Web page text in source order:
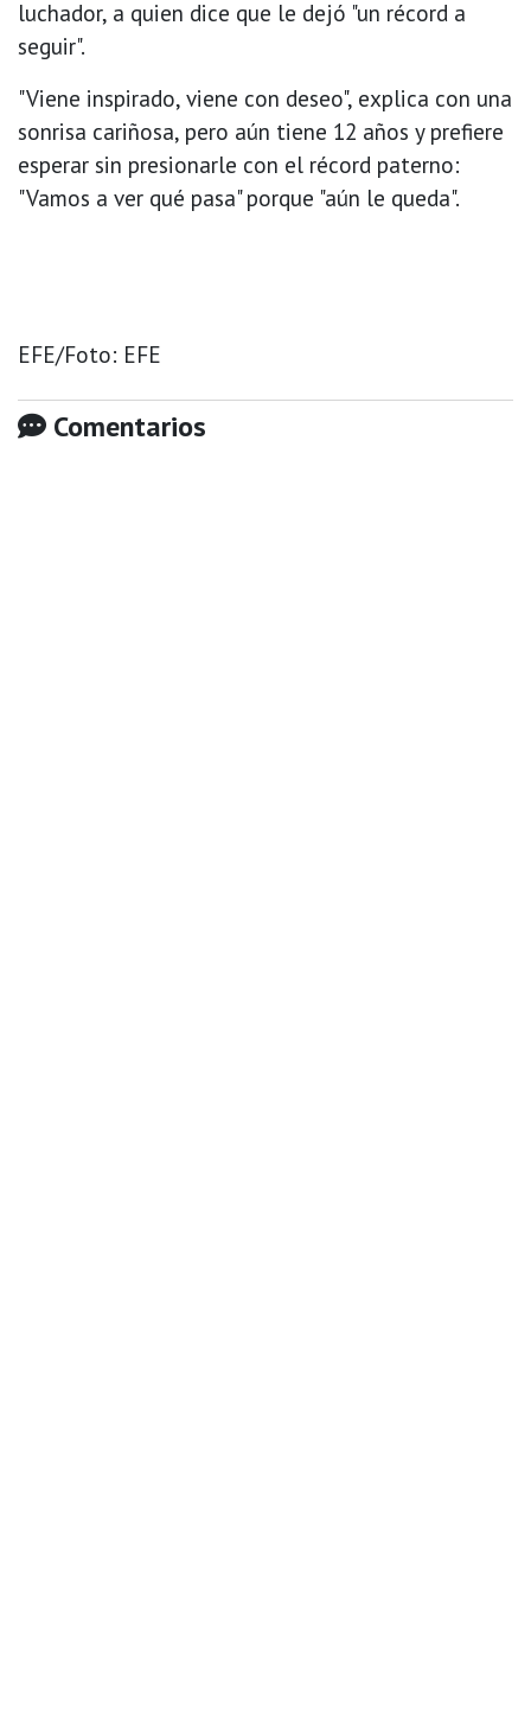
luchador, a quien dice que le dejó "un récord a
seguir".
"Viene inspirado, viene con deseo", explica con una
sonrisa cariñosa, pero aún tiene 12 años y prefiere
esperar sin presionarle con el récord paterno:
"Vamos a ver qué pasa" porque "aún le queda".
EFE/Foto: EFE
Comentarios